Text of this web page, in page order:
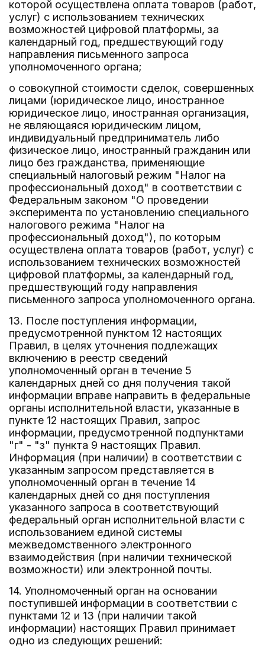
которой осуществлена оплата товаров (работ,
услуг) с использованием технических
возможностей цифровой платформы, за
календарный год, предшествующий году
направления письменного запроса
уполномоченного органа;
о совокупной стоимости сделок, совершенных
лицами (юридическое лицо, иностранное
юридическое лицо, иностранная организация,
не являющаяся юридическим лицом,
индивидуальный предприниматель либо
физическое лицо, иностранный гражданин или
лицо без гражданства, применяющие
специальный налоговый режим "Налог на
профессиональный доход" в соответствии с
Федеральным законом "О проведении
эксперимента по установлению специального
налогового режима "Налог на
профессиональный доход"), по которым
осуществлена оплата товаров (работ, услуг) с
использованием технических возможностей
цифровой платформы, за календарный год,
предшествующий году направления
письменного запроса уполномоченного органа.
13. После поступления информации,
предусмотренной пунктом 12 настоящих
Правил, в целях уточнения подлежащих
включению в реестр сведений
уполномоченный орган в течение 5
календарных дней со дня получения такой
информации вправе направить в федеральные
органы исполнительной власти, указанные в
пункте 12 настоящих Правил, запрос
информации, предусмотренной подпунктами
"г" - "з" пункта 9 настоящих Правил.
Информация (при наличии) в соответствии с
указанным запросом представляется в
уполномоченный орган в течение 14
календарных дней со дня поступления
указанного запроса в соответствующий
федеральный орган исполнительной власти с
использованием единой системы
межведомственного электронного
взаимодействия (при наличии технической
возможности) или электронной почты.
14. Уполномоченный орган на основании
поступившей информации в соответствии с
пунктами 12 и 13 (при наличии такой
информации) настоящих Правил принимает
одно из следующих решений: